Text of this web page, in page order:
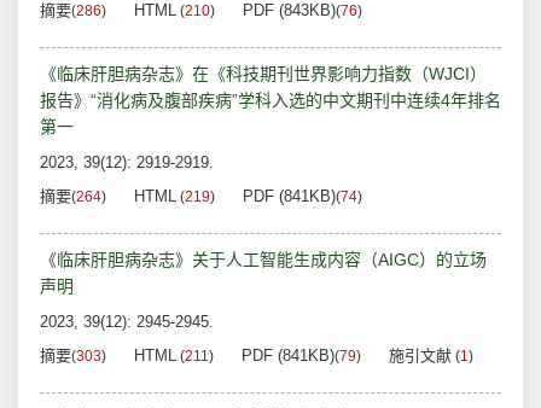
摘要(286) HTML (210) PDF (843KB)(76)
《临床肝胆病杂志》在《科技期刊世界影响力指数（WJCI）
报告》“消化病及腹部疾病”学科入选的中文期刊中连续4年排名
第一
2023, 39(12): 2919-2919.
摘要(264) HTML (219) PDF (841KB)(74)
《临床肝胆病杂志》关于人工智能生成内容（AIGC）的立场
声明
2023, 39(12): 2945-2945.
摘要(303) HTML (211) PDF (841KB)(79) 施引文献 (1)